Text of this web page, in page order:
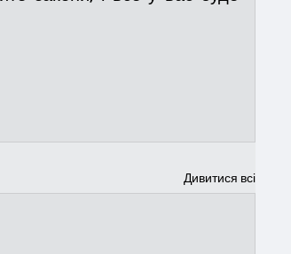
Дивитися всі